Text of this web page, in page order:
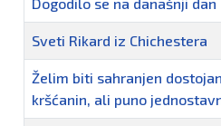
Sveti Rikard iz Chichestera
Želim biti sahranjen
kršćanin, ali puno